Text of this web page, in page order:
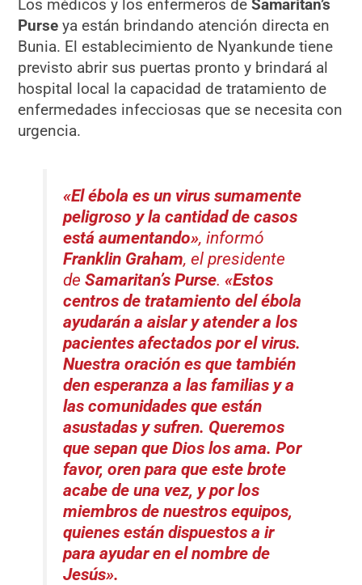
Los médicos y los enfermeros deSamaritan’s
Purse ya están brindando atención directa en
Bunia. El establecimiento de Nyankunde tiene
previsto abrir sus puertas pronto y brindará al
hospital local la capacidad de tratamiento de
enfermedades infecciosas que se necesita con
urgencia.
«El ébola es un virus sumamente
peligroso y la cantidad de casos
está aumentando», informó
Franklin Graham, el presidente
deSamaritan’s Purse.«Estos
centros de tratamiento del ébola
ayudarán a aislar y atender a los
pacientes afectados por el virus.
Nuestra oración es que también
den esperanza a las familias y a
las comunidades que están
asustadas y sufren. Queremos
que sepan que Dios los ama. Por
favor, oren para que este brote
acabe de una vez, y por los
miembros de nuestros equipos,
quienes están dispuestos a ir
para ayudar en el nombre de
Jesús».